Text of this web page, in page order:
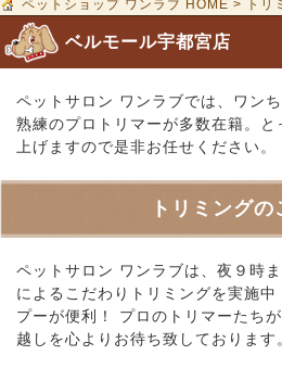
ペットショップ ワンラブ HOME > トリ
ベルモール宇都宮店
ペットサロン ワンラブでは、ワン
熟練のプロトリマーが多数在籍。
上げますので是非お任せください。
トリミングの
ペットサロン ワンラブは、夜９時
によるこだわりトリミングを実施
プーが便利！ プロのトリマーたち
越しを心よりお待ち致しております